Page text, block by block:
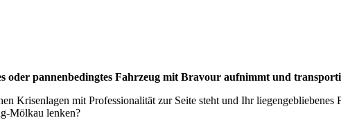
oder pannenbedingtes Fahrzeug mit Bravour aufnimmt und
Krisenlagen mit Professionalität zur Seite steht und Ihr liegengebliebenes
Mölkau lenken?